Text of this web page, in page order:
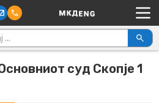
Main Navigation
за:
суд Скопје 1